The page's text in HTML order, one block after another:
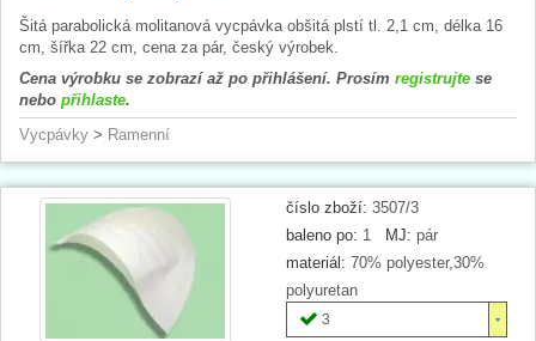
Šitá parabolická molitanová vycpávka obšitá plstí tl. 2,1 cm, délka 16
cm, šířka 22 cm, cena za pár, český výrobek.
Cena výrobku se zobrazí až po přihlášení. Prosím registrujte se
nebo přihlaste.
Vycpávky > Ramenní
číslo zboží: 3507/3
baleno po: 1 MJ: pár
materiál: 70% polyester,30%
polyuretan
3